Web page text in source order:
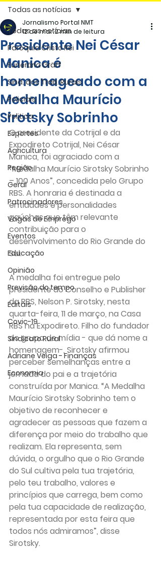
Todas as notícias
Paróquia Cristo Rei
Funerária Gräff
Sind. dos Trab. Rurais
Policiais
Politica
Esportes
Agricultura
Região
Geral
Patrocinadores
Vagas de Emprego
Eventos
Educação
Opinião
Previsão do tempo
Editais
Covic-19
Sindicato Rural
Adriane Veiga - Finanças
Economia
Todas as notícias
Presidente Nei César
Manica é
homenageado com a
Medalha Maurício
Sirotsky Sobrinho
Jornalismo Portal NMT
12 de mar.2 min de leitura
O presidente da Cotrijal e da
Expodireto Cotrijal, Nei César
Manica, foi agraciado com a
“Medalha Maurício Sirotsky Sobrinho
– 100 Anos”, concedida pelo Grupo
RBS. A honraria é destinada a
entidades e personalidades
gaúchas que têm relevante
contribuição para o
desenvolvimento do Rio Grande do
Sul.
A medalha foi entregue pelo
presidente do Conselho e Publisher
da RBS, Nelson P. Sirotsky, nesta
quarta-feira, 11 de março, na Casa
RBS na Expodireto. Filho do fundador
do grupo de mídia - que dá nome a
homenagem-, Sirotsky afirmou
perceber semelhanças entre a
jornada do pai e a trajetória
construída por Manica. “A Medalha
Maurício Sirotsky Sobrinho tem o
objetivo de reconhecer e
agradecer as pessoas que fazem a
diferença por meio do trabalho que
realizam. Ela representa, sem
dúvida, o orgulho que o Rio Grande
do Sul cultiva pela tua trajetória,
pelo teu trabalho, valores e
princípios que carrega, bem como
pela tua capacidade de realização,
representada por esta feira que
todos nós admiramos”, disse
Sirotsky.